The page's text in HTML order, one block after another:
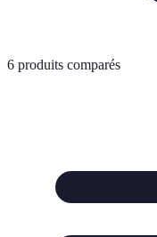
6 produits comparés